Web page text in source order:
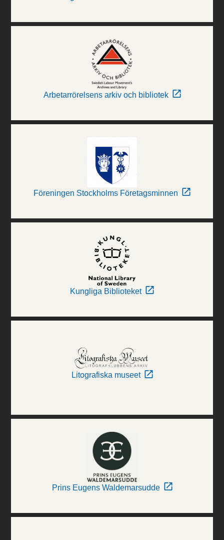
Arbetarrörelsens arkiv och bibliotek
Föreningen Stockholms Företagsminnen
Kungliga Biblioteket
Litografiska museet
Prins Eugens Waldemarsudde